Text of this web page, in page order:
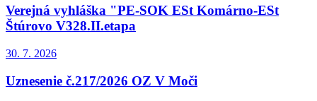
Verejná vyhláška "PE-SOK ESt Komárno-ESt
Štúrovo V328.II.etapa
30. 7. 2026
Uznesenie č.217/2026 OZ V Moči